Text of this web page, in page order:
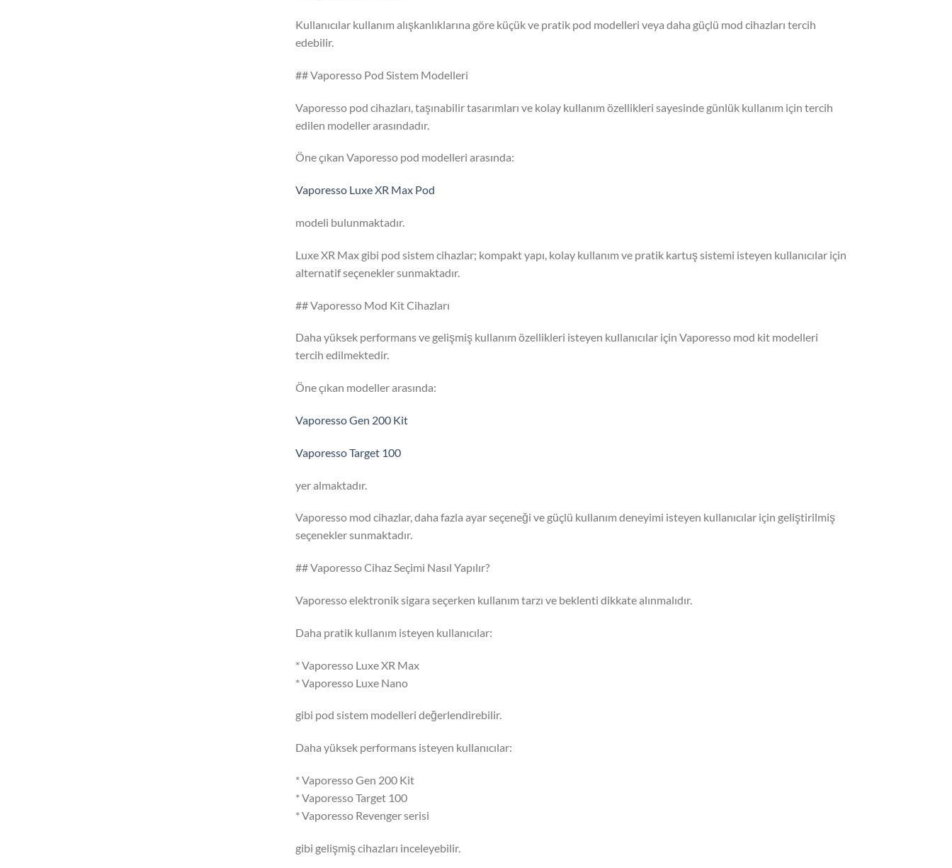
Kullanıcılar kullanım alışkanlıklarına göre küçük ve pratik pod modelleri veya daha güçlü mod cihazları tercih
edebilir.
## Vaporesso Pod Sistem Modelleri
Vaporesso pod cihazları, taşınabilir tasarımları ve kolay kullanım özellikleri sayesinde günlük kullanım için tercih
edilen modeller arasındadır.
Öne çıkan Vaporesso pod modelleri arasında:
Vaporesso Luxe XR Max Pod
modeli bulunmaktadır.
Luxe XR Max gibi pod sistem cihazlar; kompakt yapı, kolay kullanım ve pratik kartuş sistemi isteyen kullanıcılar için
alternatif seçenekler sunmaktadır.
## Vaporesso Mod Kit Cihazları
Daha yüksek performans ve gelişmiş kullanım özellikleri isteyen kullanıcılar için Vaporesso mod kit modelleri
tercih edilmektedir.
Öne çıkan modeller arasında:
Vaporesso Gen 200 Kit
Vaporesso Target 100
yer almaktadır.
Vaporesso mod cihazlar, daha fazla ayar seçeneği ve güçlü kullanım deneyimi isteyen kullanıcılar için geliştirilmiş
seçenekler sunmaktadır.
## Vaporesso Cihaz Seçimi Nasıl Yapılır?
Vaporesso elektronik sigara seçerken kullanım tarzı ve beklenti dikkate alınmalıdır.
Daha pratik kullanım isteyen kullanıcılar:
* Vaporesso Luxe XR Max
* Vaporesso Luxe Nano
gibi pod sistem modelleri değerlendirebilir.
Daha yüksek performans isteyen kullanıcılar:
* Vaporesso Gen 200 Kit
* Vaporesso Target 100
* Vaporesso Revenger serisi
gibi gelişmiş cihazları inceleyebilir.